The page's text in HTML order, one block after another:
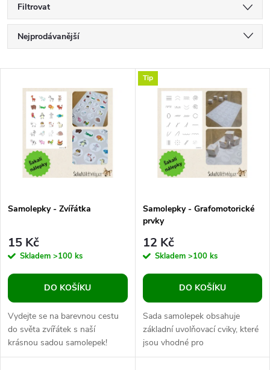
Filtrovat
Ř
a
p
r
o
d
u
Nejprodávanější
Abecedně
V
s
p
r
o
d
u
Samolepky - Zvířátka
15 Kč
Skladem >100 ks
DO KOŠÍKU
Vydejte se na barevnou cestu
do světa zvířátek s naší
krásnou sadou samolepek!
Každá samolepka je ručně
Tip
Samolepky - Grafomotorické
prvky
12 Kč
Skladem >100 ks
DO KOŠÍKU
Sada samolepek obsahuje
základní uvolňovací cviky, které
jsou vhodné pro
grafomotorické cvičení u dětí